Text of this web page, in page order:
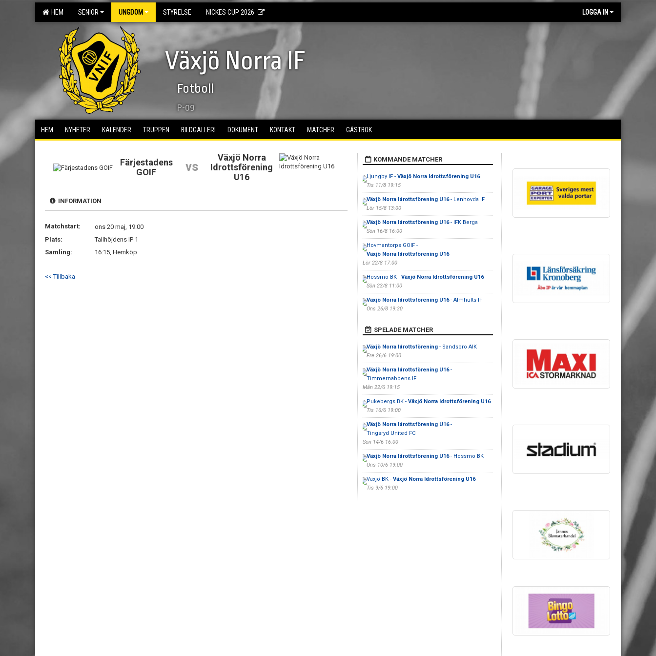
HEM SENIOR UNGDOM STYRELSE NICKES CUP 2026 LOGGA IN
Växjö Norra IF
Fotboll
P-09
HEM NYHETER KALENDER TRUPPEN BILDGALLERI DOKUMENT KONTAKT MATCHER GÄSTBOK
Färjestadens
GOIF
vs
Växjö Norra
Idrottsförening
U16
INFORMATION
Matchstart:
ons 20 maj, 19:00
Plats:
Tallhöjdens IP 1
Samling:
16:15, Hemköp
<< Tillbaka
KOMMANDE MATCHER
Ljungby IF - Växjö Norra Idrottsförening U16
Tis 11/8 19:15
Växjö Norra Idrottsförening U16- Lenhovda IF
Lör 15/8 13:00
Växjö Norra Idrottsförening U16- IFK Berga
Sön 16/8 16:00
Hovmantorps GOIF -
Växjö Norra Idrottsförening U16
Lör 22/8 17:00
Hossmo BK - Växjö Norra Idrottsförening U16
Sön 23/8 11:00
Växjö Norra Idrottsförening U16- Älmhults IF
Ons 26/8 19:30
SPELADE MATCHER
Växjö Norra Idrottsförening- Sandsbro AIK
Fre 26/6 19:00
Växjö Norra Idrottsförening U16-
Timmernabbens IF
Mån 22/6 19:15
Pukebergs BK - Växjö Norra Idrottsförening U16
Tis 16/6 19:00
Växjö Norra Idrottsförening U16-
Tingsryd United FC
Sön 14/6 16:00
Växjö Norra Idrottsförening U16- Hossmo BK
Ons 10/6 19:00
Växjö BK - Växjö Norra Idrottsförening U16
Tis 9/6 19:00